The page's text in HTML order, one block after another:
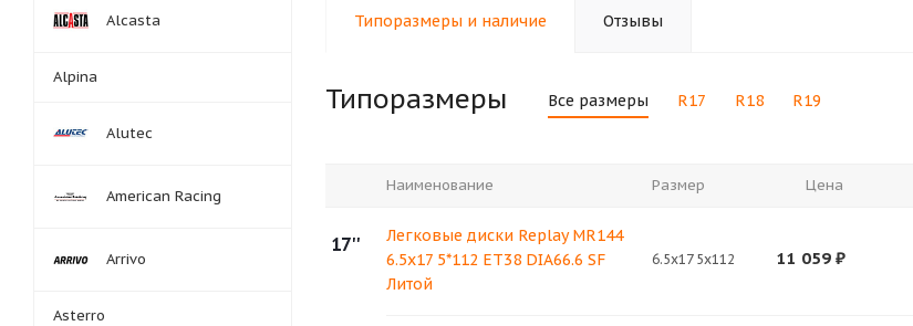
Типоразмеры и наличие Отзывы
Типоразмеры Все размеры R17 R18 R19
Наименование Размер Цена
17''
Легковые диски Replay MR144
6.5x17 5*112 ET38 DIA66.6 SF
Литой
6.5x17 5x112 11 059 ₽
Alcasta
Alpina
Alutec
American Racing
Arrivo
Asterro